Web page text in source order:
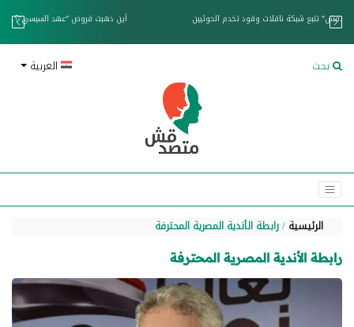
خزان عائم.. "متصدقش" تتبع شبكة ناقلات وقود تخدم الحوثيين
بحث العربية
الرئيسية رابطة الأندية المصرية المحترفة
رابطة الأندية المصرية المحترفة